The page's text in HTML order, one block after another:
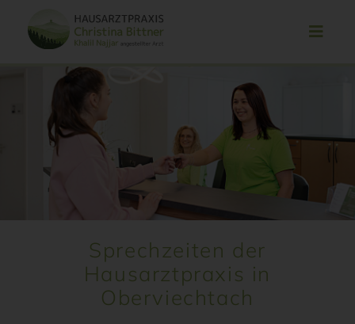
Inhalt
springen
Sprechzeiten der
Hausarztpraxis in
Oberviechtach